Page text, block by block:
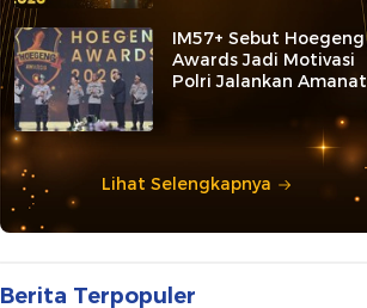
IM57+ Sebut Hoegeng
Awards Jadi Motivasi
Polri Jalankan Amanat
Lihat Selengkapnya
Berita Terpopuler